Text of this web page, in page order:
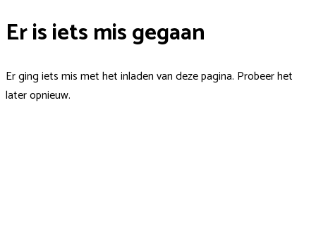
Er is iets mis gegaan
Er ging iets mis met het inladen van deze pagina. Probeer het
later opnieuw.